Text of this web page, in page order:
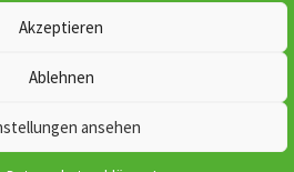
Akzeptieren
Ablehnen
ansehen